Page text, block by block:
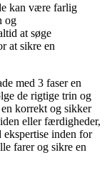
kan være farlig
og
at søge
at sikre en
med 3 faser en
de rigtige trin og
korrekt og sikker
eller færdigheder,
inden for
farer og sikre en